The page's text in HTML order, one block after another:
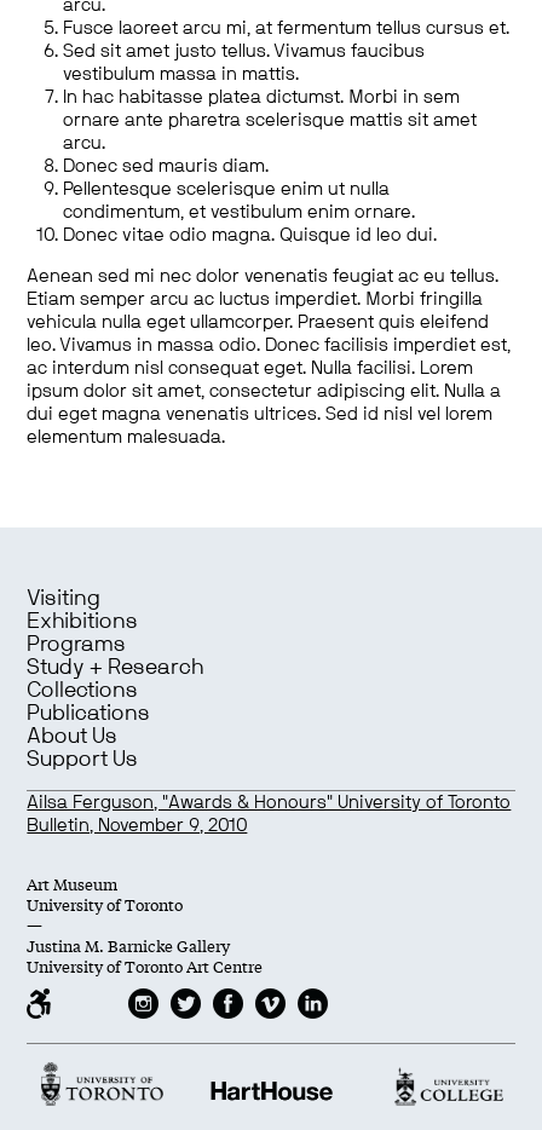
arcu.
Fusce laoreet arcu mi, at fermentum tellus cursus et.
Sed sit amet justo tellus. Vivamus faucibus
vestibulum massa in mattis.
In hac habitasse platea dictumst. Morbi in sem
ornare ante pharetra scelerisque mattis sit amet
arcu.
Donec sed mauris diam.
Pellentesque scelerisque enim ut nulla
condimentum, et vestibulum enim ornare.
Donec vitae odio magna. Quisque id leo dui.
Aenean sed mi nec dolor venenatis feugiat ac eu tellus.
Etiam semper arcu ac luctus imperdiet. Morbi fringilla
vehicula nulla eget ullamcorper. Praesent quis eleifend
leo. Vivamus in massa odio. Donec facilisis imperdiet est,
ac interdum nisl consequat eget. Nulla facilisi. Lorem
ipsum dolor sit amet, consectetur adipiscing elit. Nulla a
dui eget magna venenatis ultrices. Sed id nisl vel lorem
elementum malesuada.
Visiting
Exhibitions
Programs
Study + Research
Collections
Publications
About Us
Support Us
Ailsa Ferguson, "Awards & Honours" University of Toronto
Bulletin, November 9, 2010
Art Museum
University of Toronto
—
Justina M. Barnicke Gallery
University of Toronto Art Centre